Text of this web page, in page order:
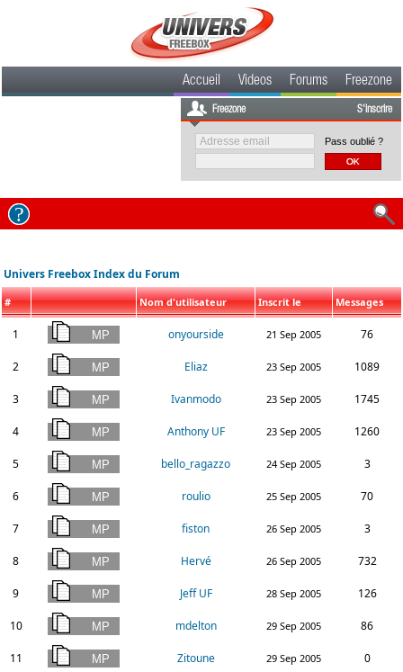
Accueil Videos Forums Freezone
Freezone S'inscrire
Pass oublié ?
Univers Freebox Index du Forum
# Nom d'utilisateur Inscrit le Messages
1 onyourside 21 Sep 2005 76
2 Eliaz 23 Sep 2005 1089
3 Ivanmodo 23 Sep 2005 1745
4 Anthony UF 23 Sep 2005 1260
5 bello_ragazzo 24 Sep 2005 3
6 roulio 25 Sep 2005 70
7 fiston 26 Sep 2005 3
8 Hervé 26 Sep 2005 732
9 Jeff UF 28 Sep 2005 126
10 mdelton 29 Sep 2005 86
11 Zitoune 29 Sep 2005 0